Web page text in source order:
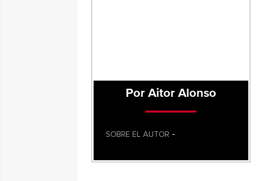
Por Aitor Alonso
SOBRE EL AUTOR -